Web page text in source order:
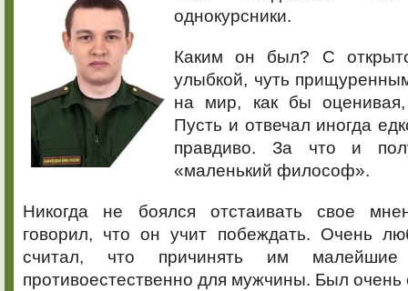
однокурсники.
Каким он был? С
улыбкой, чуть
на мир, как бы
Пусть и отвечал иногда
правдиво. За что и
«маленький философ».
Никогда не боялся отстаивать свое
говорил, что он учит побеждать. Очень
считал, что причинять им малейшие
противоестественно для мужчины. Был